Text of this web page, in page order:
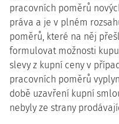
pracovních poměrů
práva a je v plném
poměrů, které na něj
formulovat možnosti
slevy z kupní ceny v
pracovních poměrů
době uzavření kupní
nebyly ze strany